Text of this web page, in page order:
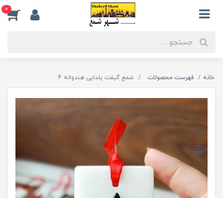
0
خانه فهرست محصولات شمع گیفت یلدایی هندوانه 4